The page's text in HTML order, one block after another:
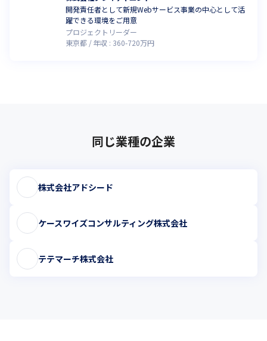
開発責任者として新規Webサービス事業の中心として活
躍できる環境をご用意
プロジェクトリーダー
東京都
年収 : 360-720万円
同じ業種の企業
株式会社アドシード
ケースワイズコンサルティング株式会社
テテマーチ株式会社